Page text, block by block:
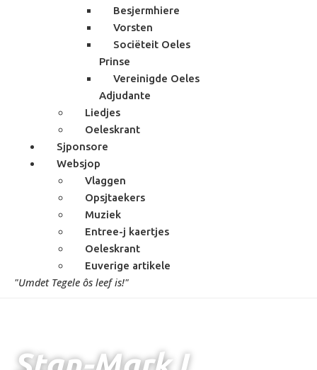
Besjermhiere
Vorsten
Sociëteit Oeles
Prinse
Vereinigde Oeles
Adjudante
Liedjes
Oeleskrant
Sjponsore
Websjop
Vlaggen
Opsjtaekers
Muziek
Entree-j kaertjes
Oeleskrant
Euverige artikele
"Umdet Tegele ôs leef is!"